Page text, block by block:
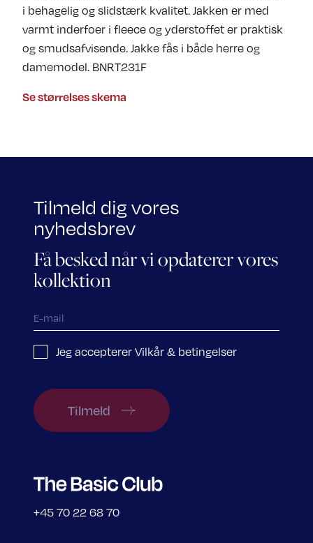
i behagelig og slidstærk kvalitet. Jakken er med
varmt inderfoer i fleece og yderstoffet er praktisk
og smudsafvisende. Jakke fås i både herre og
damemodel. BNRT231F
Se størrelses skema
Tilmeld dig vores
nyhedsbrev
Få besked når vi opdaterer vores
kollektion
Jeg accepterer Vilkår & betingelser
Tilmeld
+45 70 22 68 70